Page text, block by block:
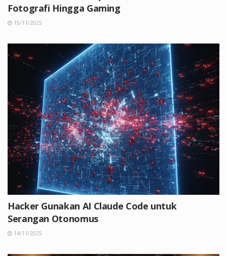
Fotografi Hingga Gaming
15/11/2025
Hacker Gunakan AI Claude Code untuk
Serangan Otonomus
14/11/2025